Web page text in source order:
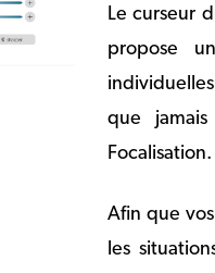
Le curseur
propose
que
Focalisation.
Afin que
les